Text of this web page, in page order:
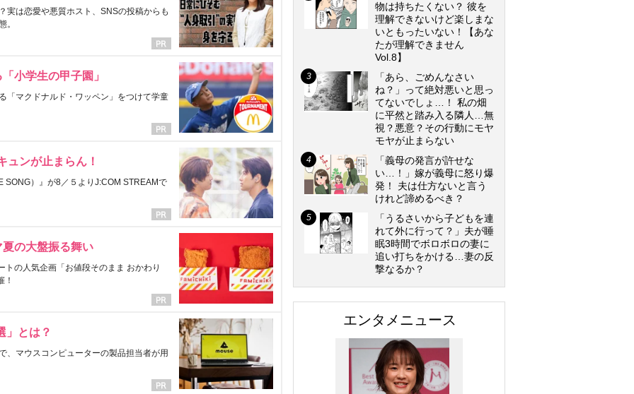
実は恋愛や悪質ホスト、SNSの投稿からも
。
小学生の甲子園」
「マクドナルド・ワッペン」をつけて学童
ュンが止まらん！
SONG）』が8／５よりJ:COM STREAMで
の大盤振る舞い
の人気企画「お値段そのまま おかわり
！
」とは？
、マウスコンピューターの製品担当者が用
物は持ちたくない？ 彼を
理解できないけど楽しまな
いともったいない！【あな
たが理解できません
Vol.8】
「あら、ごめんなさい
ね？」って絶対悪いと思っ
てないでしょ…！ 私の畑
に平然と踏み入る隣人…無
視？悪意？その行動にモヤ
モヤが止まらない
「義母の発言が許せな
い…！」嫁が義母に怒り爆
発！ 夫は仕方ないと言う
けれど諦めるべき？
「うるさいから子どもを連
れて外に行って？」夫が睡
眠3時間でボロボロの妻に
追い打ちをかける…妻の反
撃なるか？
エンタメニュース